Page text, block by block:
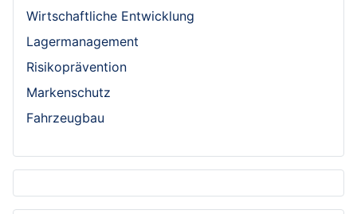
Wirtschaftliche Entwicklung
Lagermanagement
Risikoprävention
Markenschutz
Fahrzeugbau